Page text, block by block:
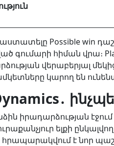
Possible win
գումարի հիման վրա։
վերաբերյալ
կարող են
իրադարձության էջում
ելքի
հրապարակվում է նոր